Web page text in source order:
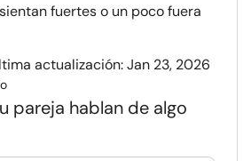
fuertes o un poco fuera
actualización: Jan 23, 2026
pareja hablan de algo